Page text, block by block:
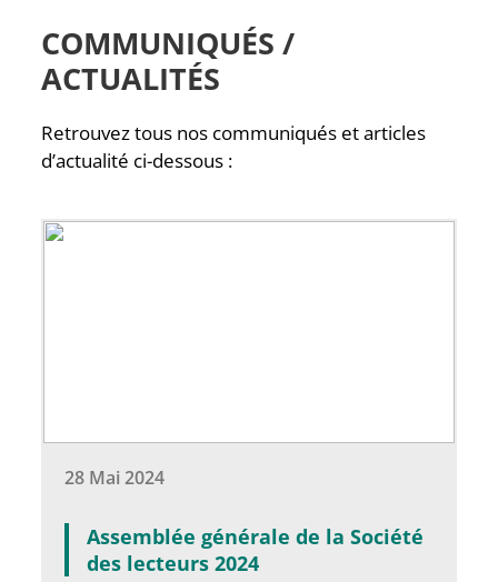
COMMUNIQUÉS /
ACTUALITÉS
Retrouvez tous nos communiqués et articles
d’actualité ci-dessous :
28 Mai 2024
Assemblée générale de la Société
des lecteurs 2024